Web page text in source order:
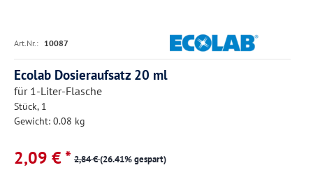
Art.Nr.: 10087
Ecolab Dosieraufsatz 20 ml
für 1-Liter-Flasche
Stück, 1
Gewicht: 0.08 kg
2,09 € * 2,84 €(26.41% gespart)